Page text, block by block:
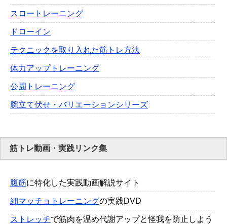
スロートレーニング
ドローイン
テクニックを取り入れた筋トレ方法
体力アップトレーニング
公園トレーニング
腕立て伏せ・バリエーションシリーズ
筋トレ動画・実践リンク集
腹筋に特化した実践動画解説サイト
細マッチョトレーニングの実践DVD
ストレッチで筋肉を温め代謝アップと怪我を防止しよう